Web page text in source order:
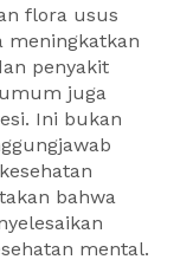
flora usus
meningkatkan
penyakit
juga
Ini bukan
bahwa
mental.